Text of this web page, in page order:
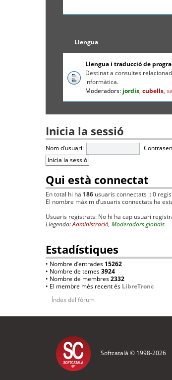
Llengua
Llengua i traducció de
Destinat a consultes
informàtica.
Moderadors: jordis, cubells,
Inicia la sessió
Nom d’usuari:
Qui està connectat
En total hi ha 186 usuaris connectats :: 0
El nombre màxim d’usuaris connectats ha
Usuaris registrats: No hi ha cap usuari
Llegenda:Administració, Moderadors globals
Estadístiques
• Nombre d’entrades 15262
• Nombre de temes3924
• Nombre de membres2332
• El membre més recent és LibreTronc
Índex del fòrum
Softcatalà © 1998-2026